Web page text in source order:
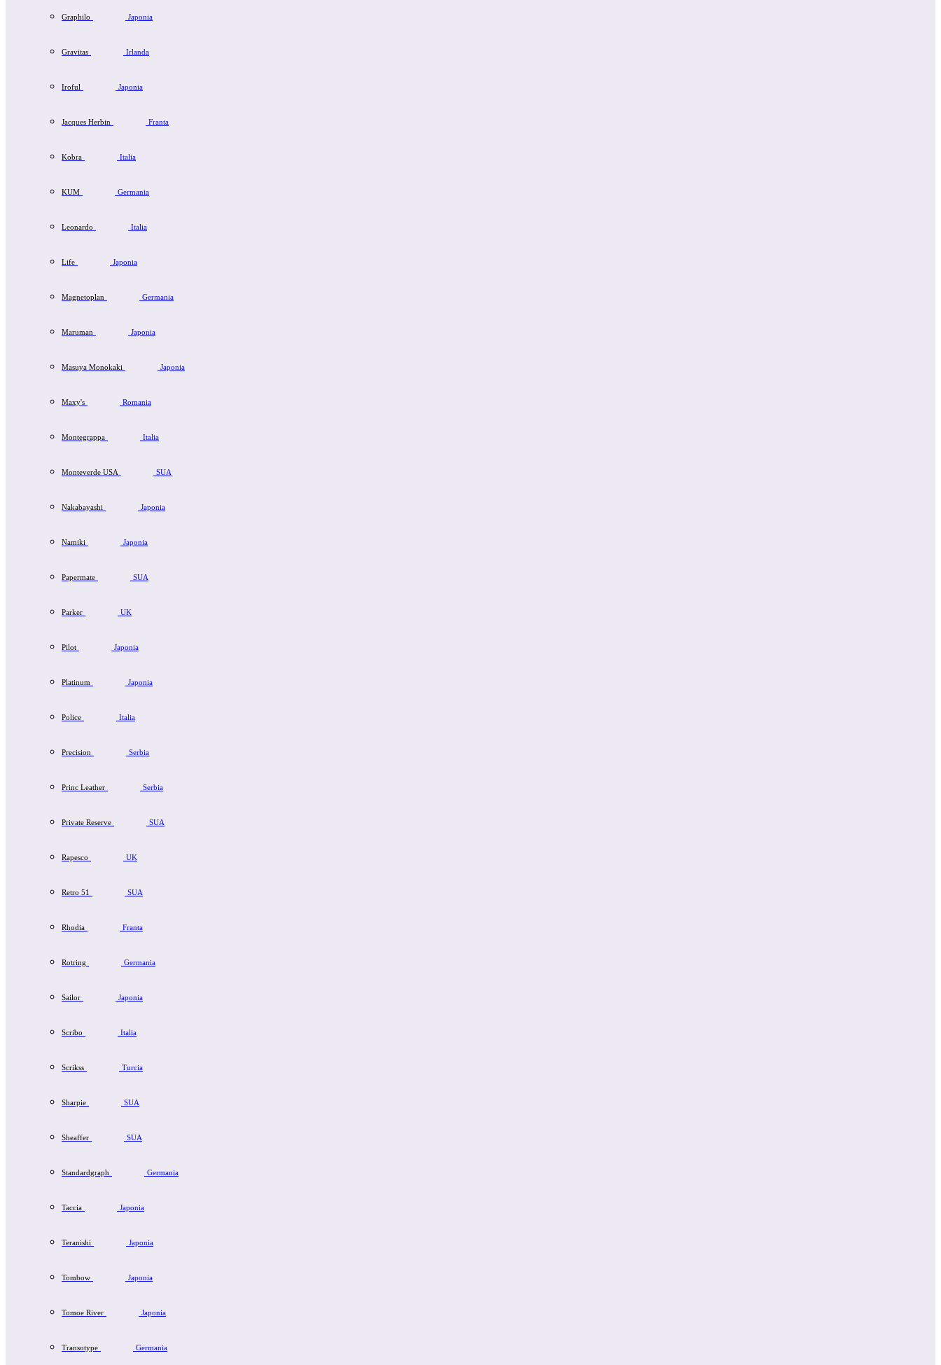
Graphilo Japonia
Gravitas Irlanda
Iroful Japonia
Jacques Herbin Franta
Kobra Italia
KUM Germania
Leonardo Italia
Life Japonia
Magnetoplan Germania
Maruman Japonia
Masuya Monokaki Japonia
Maxy's Romania
Montegrappa Italia
Monteverde USA SUA
Nakabayashi Japonia
Namiki Japonia
Papermate SUA
Parker UK
Pilot Japonia
Platinum Japonia
Police Italia
Precision Serbia
Princ Leather Serbia
Private Reserve SUA
Rapesco UK
Retro 51 SUA
Rhodia Franta
Rotring Germania
Sailor Japonia
Scribo Italia
Scrikss Turcia
Sharpie SUA
Sheaffer SUA
Standardgraph Germania
Taccia Japonia
Teranishi Japonia
Tombow Japonia
Tomoe River Japonia
Transotype Germania